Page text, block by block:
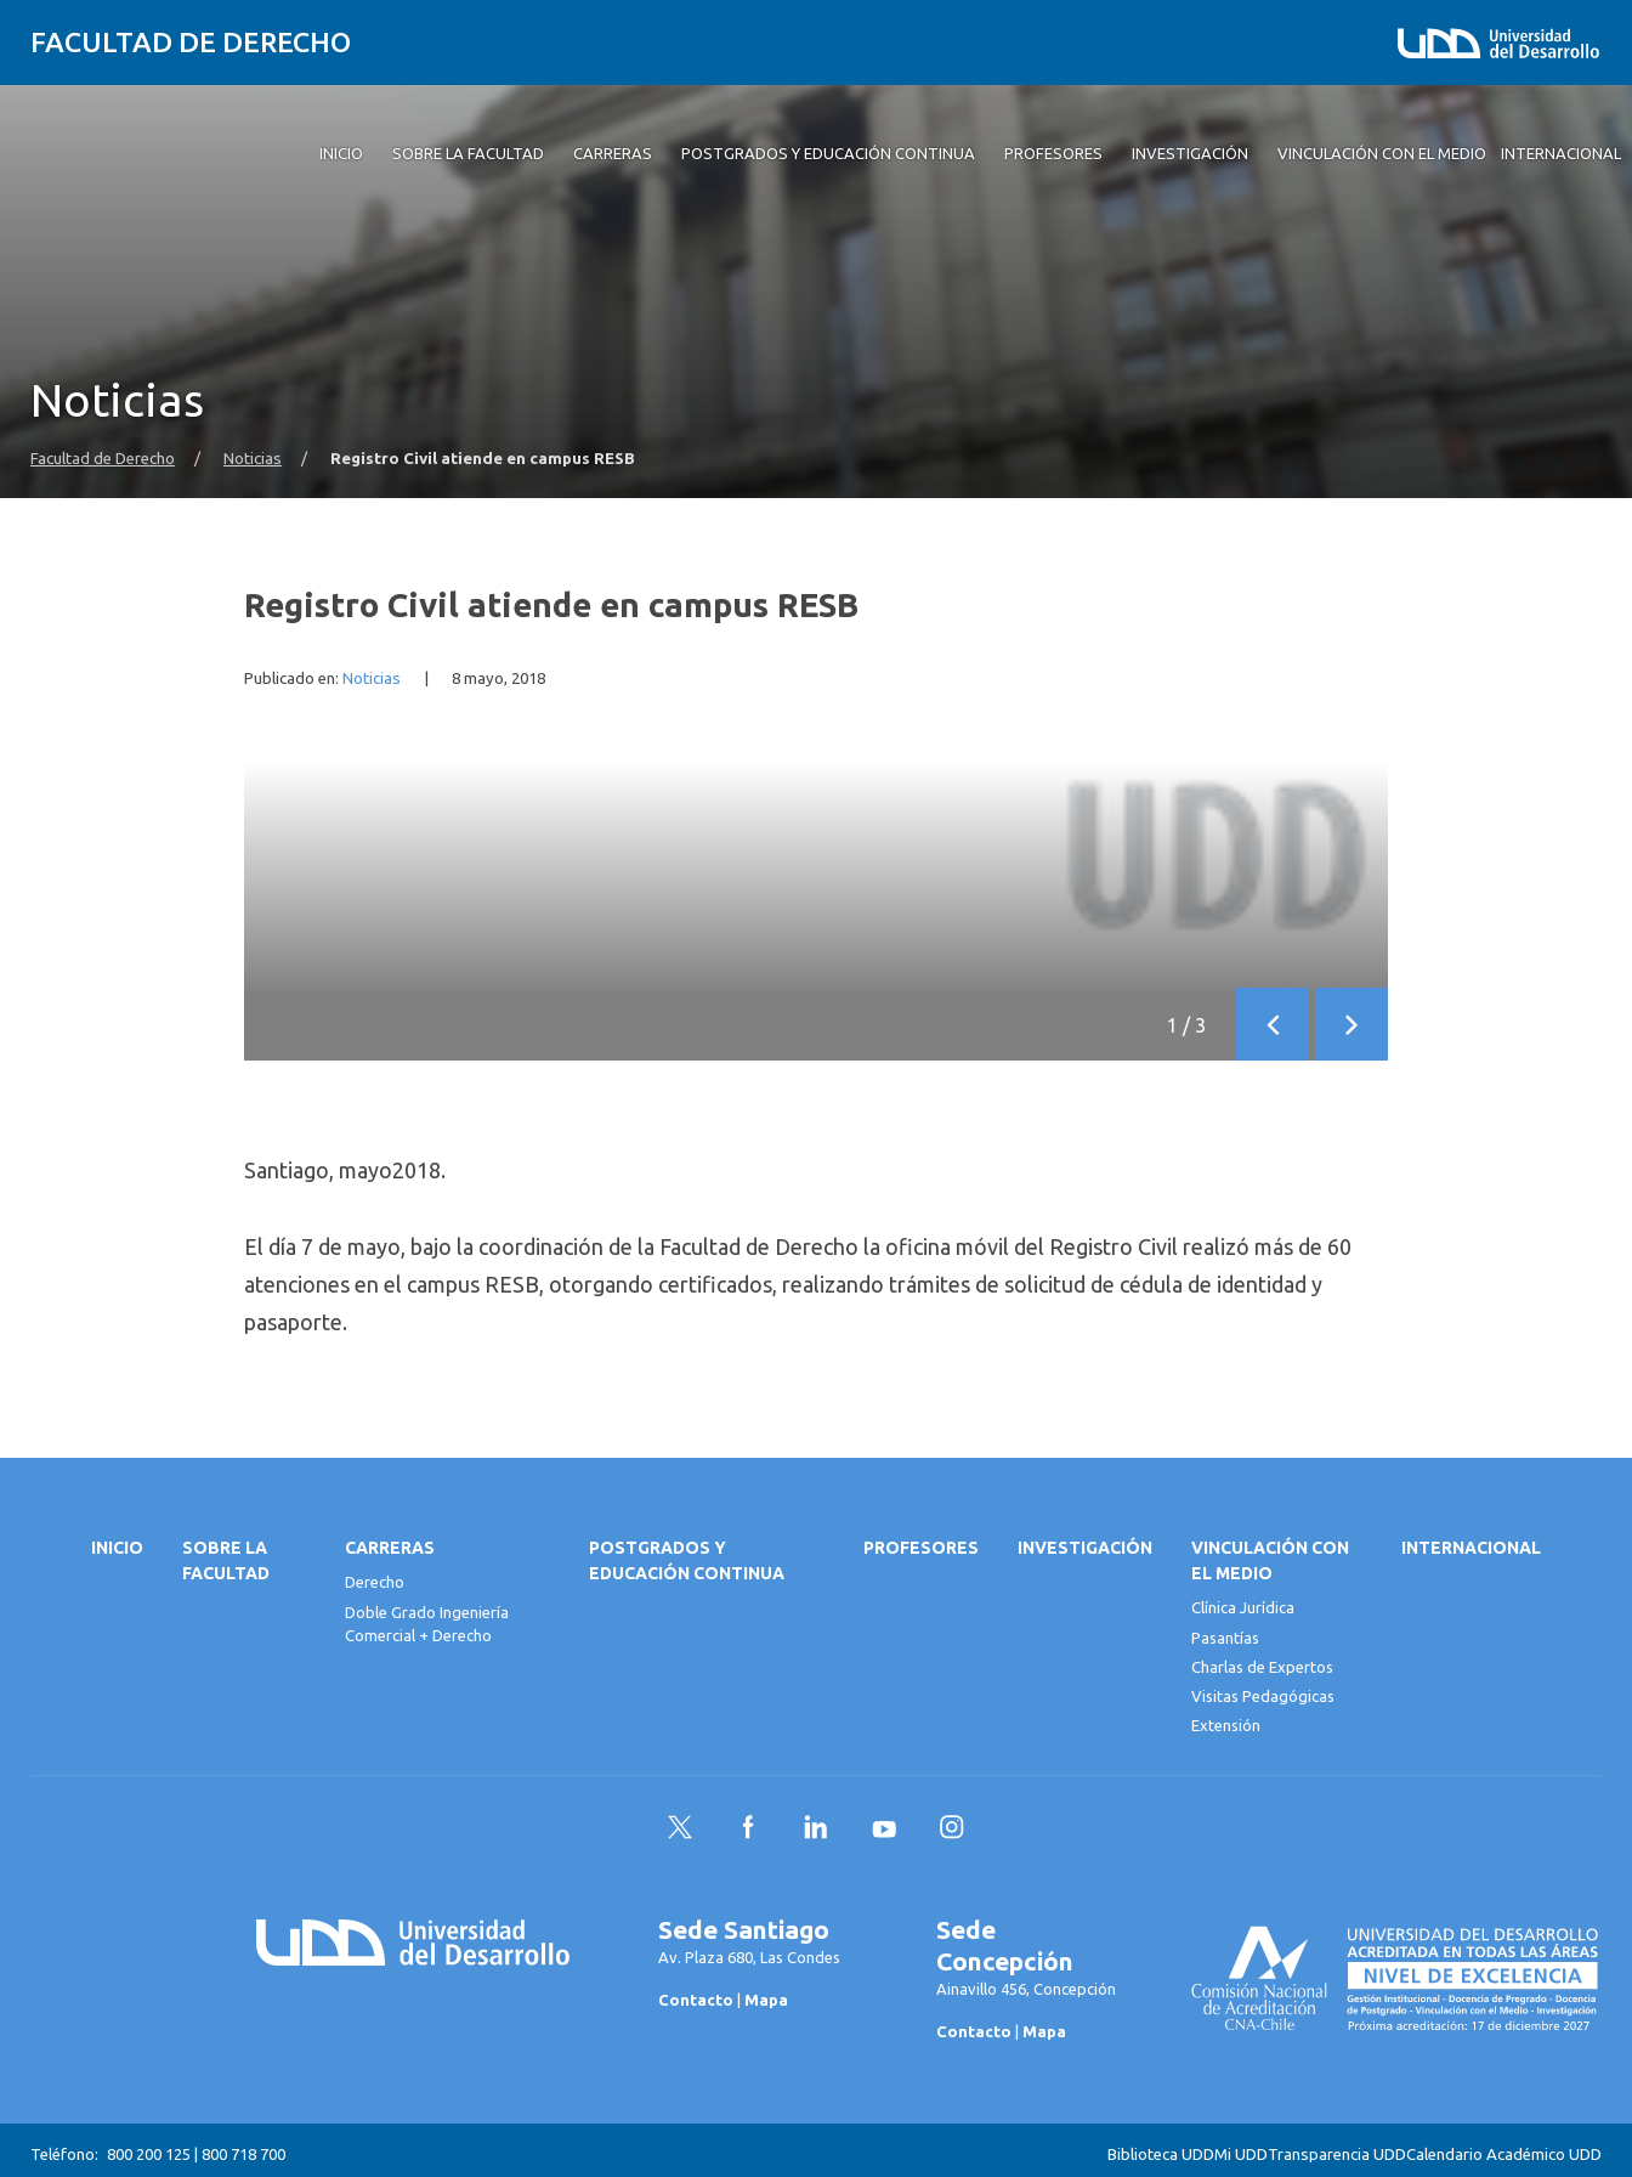
FACULTAD DE DERECHO
INICIO SOBRE LA FACULTAD CARRERAS POSTGRADOS Y EDUCACIÓN CONTINUA PROFESORES INVESTIGACIÓN VINCULACIÓN CON EL MEDIO INTERNACIONAL
Noticias
Facultad de Derecho / Noticias / Registro Civil atiende en campus RESB
Registro Civil atiende en campus RESB
Publicado en: Noticias 8 mayo, 2018
1 / 3
Anterior Siguiente
Santiago, mayo2018.
El día 7 de mayo, bajo la coordinación de la Facultad de Derecho la oficina móvil del Registro Civil realizó más de 60
atenciones en el campus RESB, otorgando certificados, realizando trámites de solicitud de cédula de identidad y
pasaporte.
INICIO
SOBRE LA
FACULTAD
CARRERAS
Derecho
Doble Grado Ingeniería
Comercial + Derecho
POSTGRADOS Y
EDUCACIÓN CONTINUA
PROFESORES INVESTIGACIÓN
VINCULACIÓN CON
EL MEDIO
Clínica Jurídica
Pasantías
Charlas de Expertos
Visitas Pedagógicas
Extensión
INTERNACIONAL
Twitter FacebookLinkedInYouTubeInstagram
Sede Santiago
Av. Plaza 680, Las Condes
Contacto | Mapa
Sede
Concepción
Ainavillo 456, Concepción
Contacto | Mapa
Teléfono: 800 200 125 | 800 718 700 Biblioteca UDDMi UDDTransparencia UDDCalendario Académico UDD